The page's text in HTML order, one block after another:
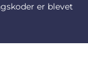
er blevet